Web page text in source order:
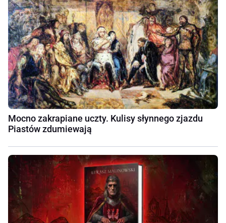
Mocno zakrapiane uczty. Kulisy słynnego zjazdu
Piastów zdumiewają